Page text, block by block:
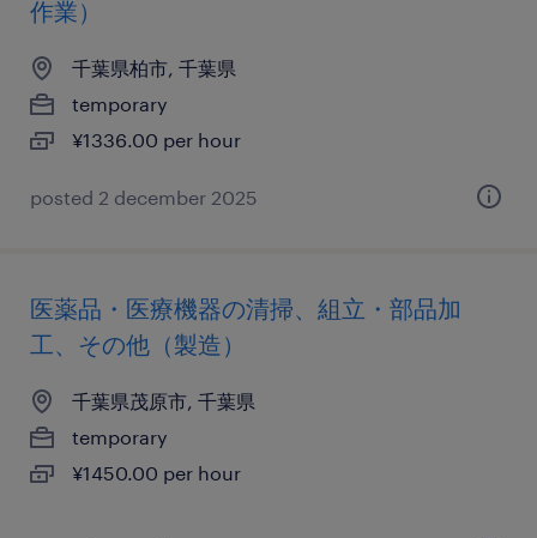
作業）
千葉県柏市, 千葉県
temporary
¥1336.00 per hour
posted 2 december 2025
医薬品・医療機器の清掃、組立・部品加
工、その他（製造）
千葉県茂原市, 千葉県
temporary
¥1450.00 per hour